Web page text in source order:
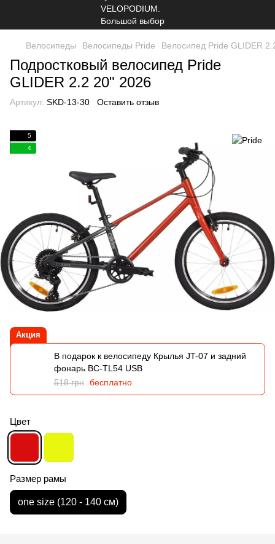
Велосипеды Велосипеды Pride Велосипед Pride GLIDER
Подростковый велосипед Pride
GLIDER 2.2 20" 2026
Артикул: SKD-13-30 Оставить отзыв
5
4
Акция
В подарок к велосипеду Крылья JT-07 и задний
фонарь BC-TL54 USB
518 грн бесплатно
Цвет
Размер рамы
оne size (120 - 140 см)